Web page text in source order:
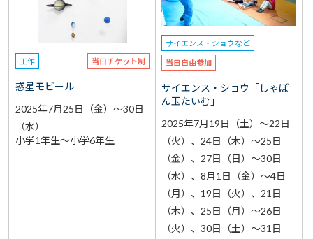
工作 当日チケット制
惑星モビール
2025年7月25日（金）～30日
（水）
小学1年生～小学6年生
サイエンス・ショウなど
当日自由参加
サイエンス・ショウ「しゃぼ
ん玉たいむ」
2025年7月19日（土）～22日
（火）、24日（木）～25日
（金）、27日（日）～30日
（水）、8月1日（金）～4日
（月）、19日（火）、21日
（木）、25日（月）～26日
（火）、30日（土）～31日